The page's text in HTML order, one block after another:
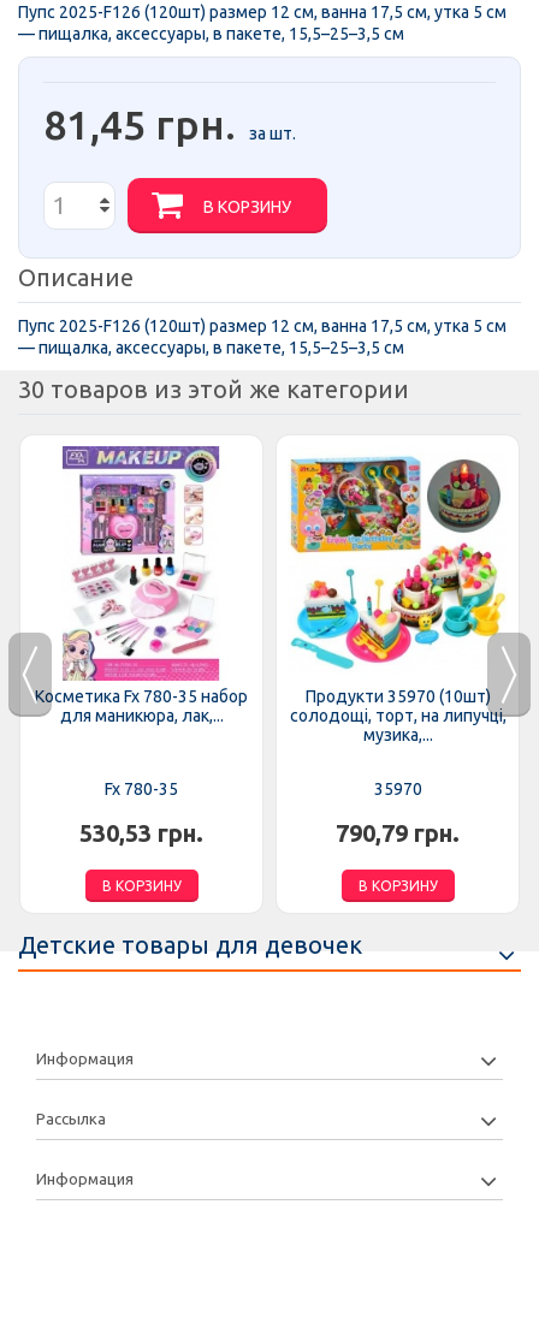
Пупс 2025-F126 (120шт) размер 12 см, ванна 17,5 см, утка 5 см
— пищалка, аксессуары, в пакете, 15,5–25–3,5 см
81,45 грн. за шт.
В КОРЗИНУ
Описание
Пупс 2025-F126 (120шт) размер 12 см, ванна 17,5 см, утка 5 см
— пищалка, аксессуары, в пакете, 15,5–25–3,5 см
30 товаров из этой же категории
Косметика Fx 780-35 набор
для маникюра, лак,...
Fx 780-35
530,53 грн.
В КОРЗИНУ
Продукти 35970 (10шт)
солодощі, торт, на липучці,
музика,...
35970
790,79 грн.
В КОРЗИНУ
Детские товары для девочек
Информация
Рассылка
Информация